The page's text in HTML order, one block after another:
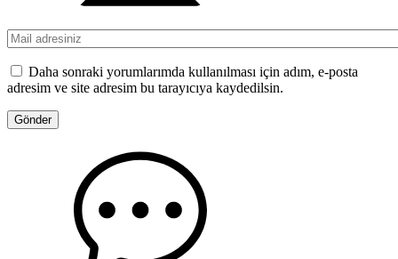
Daha sonraki yorumlarımda kullanılması için adım, e-posta
adresim ve site adresim bu tarayıcıya kaydedilsin.